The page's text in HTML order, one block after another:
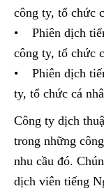
công ty, tổ chức
• Phiên dịch
công ty, tổ chức
• Phiên dịch
ty, tổ chức cá
Công ty dịch
trong những
nhu cầu đó.
dịch viên tiếng